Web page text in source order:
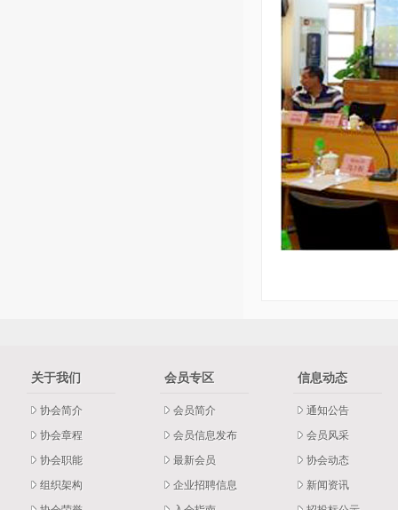
关于我们
协会简介
协会章程
协会职能
组织架构
会员专区
会员简介
会员信息发布
最新会员
企业招聘信息
信息动态
通知公告
会员风采
协会动态
新闻资讯